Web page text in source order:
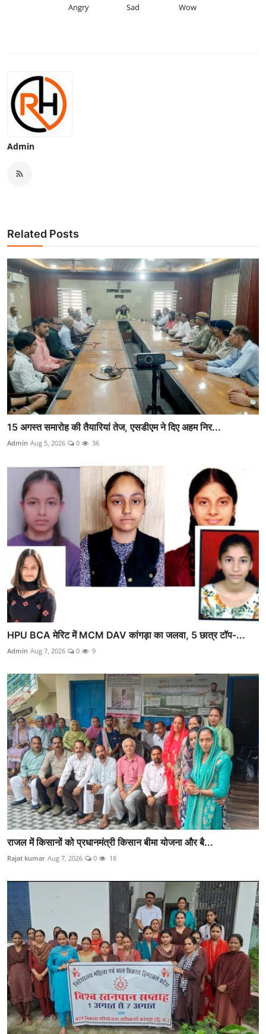
Angry Sad Wow
Admin
Related Posts
15 अगस्त समारोह की तैयारियां तेज, एसडीएम ने दिए अहम निर...
Admin Aug 5, 2026 0 36
HPU BCA मेरिट में MCM DAV कांगड़ा का जलवा, 5 छात्र टॉप-...
Admin Aug 7, 2026 0 9
राजल में किसानों को प्रधानमंत्री किसान बीमा योजना और बै...
Rajat kumar Aug 7, 2026 0 18